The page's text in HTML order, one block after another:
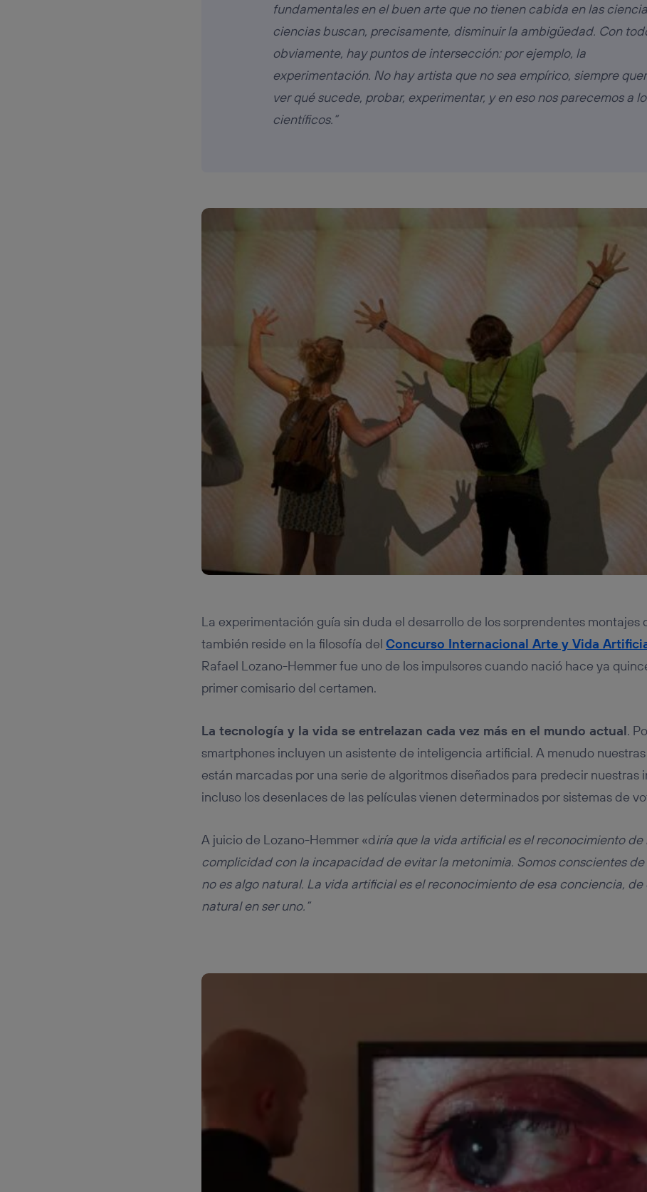
fundamentales en el buen arte que no tienen cabida en las
ciencias buscan, precisamente, disminuir la ambigüedad. Con
obviamente, hay puntos de intersección: por ejemplo, la
experimentación. No hay artista que no sea empírico, siempre
ver qué sucede, probar, experimentar, y en eso nos parecemos a
científicos.”
La experimentación guía sin duda el desarrollo de los sorprendentes montajes
también reside en la filosofía del Concurso Internacional Arte y Vida
Rafael Lozano-Hemmer fue uno de los impulsores cuando nació hace ya
primer comisario del certamen.
La tecnología y la vida se entrelazan cada vez más en el mundo actual.
smartphones incluyen un asistente de inteligencia artificial. A menudo
están marcadas por una serie de algoritmos diseñados para predecir nuestras
incluso los desenlaces de las películas vienen determinados por sistemas de
A juicio de Lozano-Hemmer «diría que la vida artificial es el reconocimiento de
complicidad con la incapacidad de evitar la metonimia. Somos conscientes de
no es algo natural. La vida artificial es el reconocimiento de esa conciencia, de
natural en ser uno.”